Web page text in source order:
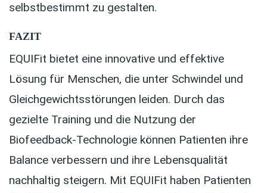
selbstbestimmt zu gestalten.
FAZIT
EQUIFit bietet eine innovative und effektive
Lösung für Menschen, die unter Schwindel und
Gleichgewichtsstörungen leiden. Durch das
gezielte Training und die Nutzung der
Biofeedback-Technologie können Patienten ihre
Balance verbessern und ihre Lebensqualität
nachhaltig steigern. Mit EQUIFit haben Patienten